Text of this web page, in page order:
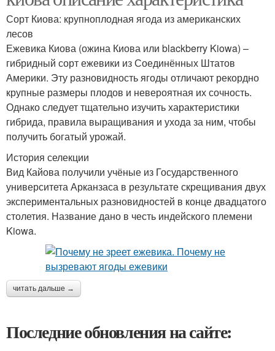
Сорт Киова: крупноплодная ягода из американских
лесов
Ежевика Киова (ожина Киова или blackberry Kiowa) –
гибридный сорт ежевики из Соединённых Штатов
Америки. Эту разновидность ягоды отличают рекордно
крупные размеры плодов и невероятная их сочность.
Однако следует тщательно изучить характеристики
гибрида, правила выращивания и ухода за ним, чтобы
получить богатый урожай.
История селекции
Вид Кайова получили учёные из Государственного
университета Арканзаса в результате скрещивания двух
экспериментальных разновидностей в конце двадцатого
столетия. Название дано в честь индейского племени
Kiowa.
читать дальше →
Последние обновления на сайте: